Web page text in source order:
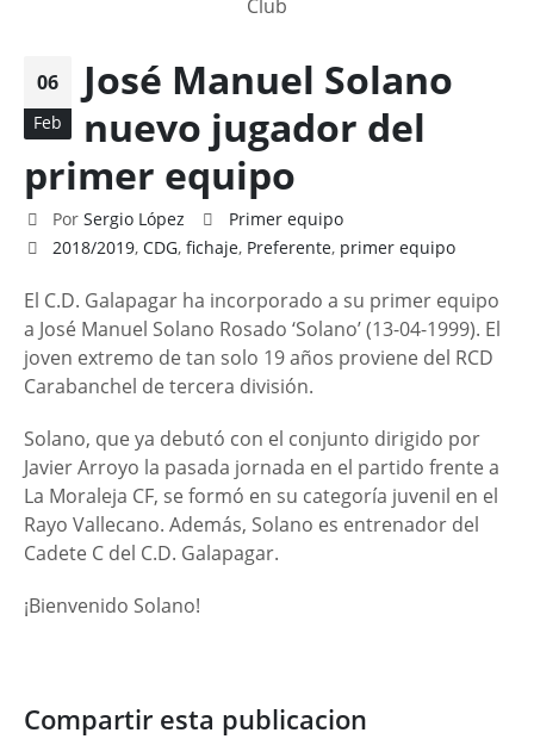
06
Feb
José Manuel Solano
nuevo jugador del
primer equipo
Por Sergio López
Primer equipo
2018/2019,CDG,fichaje, Preferente, primer equipo
El C.D. Galapagar ha incorporado a su primer equipo
a José Manuel Solano Rosado ‘Solano’ (13-04-1999). El
joven extremo de tan solo 19 años proviene del RCD
Carabanchel de tercera división.
Solano, que ya debutó con el conjunto dirigido por
Javier Arroyo la pasada jornada en el partido frente a
La Moraleja CF, se formó en su categoría juvenil en el
Rayo Vallecano. Además, Solano es entrenador del
Cadete C del C.D. Galapagar.
¡Bienvenido Solano!
Compartir esta publicacion